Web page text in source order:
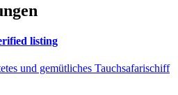
und gemütliches Tauchsafarischiff